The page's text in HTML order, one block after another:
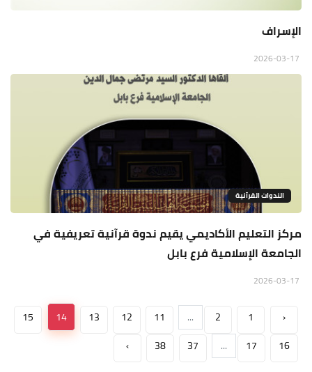
الإسراف
الندوات القرآنية
مركز التعليم الأكاديمي يقيم ندوة قرآنية تعريفية في
الجامعة الإسلامية فرع بابل
‹
1
2
...
11
12
13
14
15
16
17
...
37
38
›